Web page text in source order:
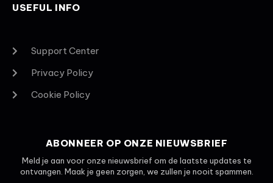
USEFUL INFO
Support Center
Privacy Policy
Cookie Policy
ABONNEER OP ONZE NIEUWSBRIEF
Meld je aan voor onze nieuwsbrief om de laatste updates te
ontvangen. Maak je geen zorgen, we zullen je nooit spammen.